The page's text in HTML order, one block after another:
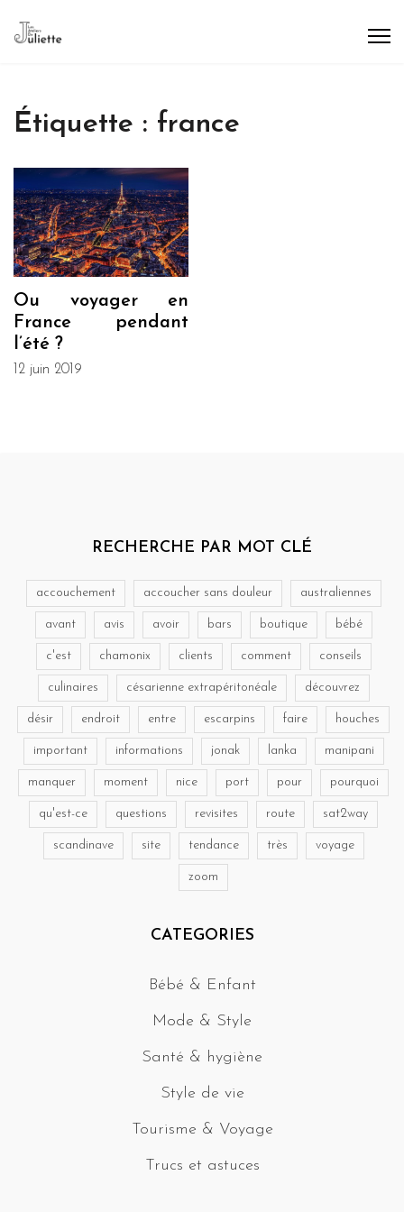
Étiquette : france
Ou voyager en
France pendant
l’été ?
12 juin 2019
RECHERCHE PAR MOT CLÉ
accouchement accoucher sans douleur australiennes
avant avis avoir bars boutique bébé
c'est chamonix clients comment conseils
culinaires césarienne extrapéritonéale découvrez
désir endroit entre escarpins faire houches
important informations jonak lanka manipani
manquer moment nice port pour pourquoi
qu'est-ce questions revisites route sat2way
scandinave site tendance très voyage
zoom
CATEGORIES
Bébé & Enfant
Mode & Style
Santé & hygiène
Style de vie
Tourisme & Voyage
Trucs et astuces